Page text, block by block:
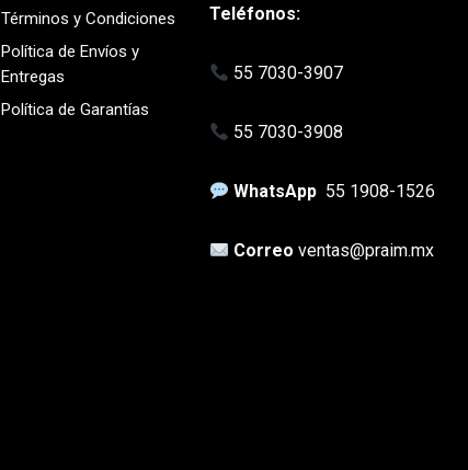
Términos y Condiciones
Política de Envíos y
Entregas
Política de Garantías
Teléfonos:
55 7030-3907
55 7030-3908
WhatsApp 55 1908-1526
Correoventas@praim.mx